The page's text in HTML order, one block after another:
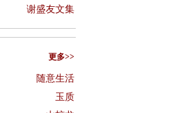
谢盛友文集
更多>>
随意生活
玉质